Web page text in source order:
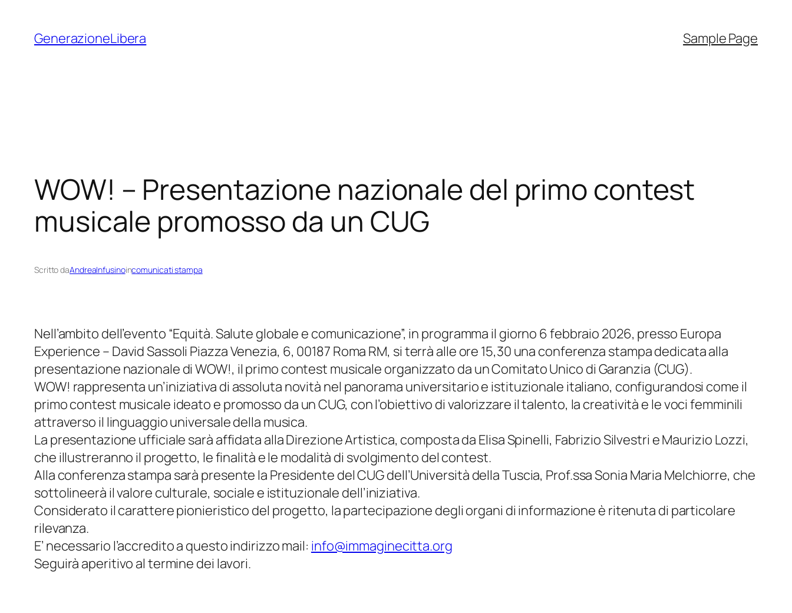
contenuto
GenerazioneLibera Sample Page
WOW! – Presentazione nazionale del primo contest
musicale promosso da un CUG
Scritto daAndreaInfusinoincomunicati stampa
Nell’ambito dell’evento “Equità. Salute globale e comunicazione”, in programma il giorno 6 febbraio 2026, presso Europa
Experience – David Sassoli Piazza Venezia, 6, 00187 Roma RM, si terrà alle ore 15,30 una conferenza stampa dedicata alla
presentazione nazionale di WOW!, il primo contest musicale organizzato da un Comitato Unico di Garanzia (CUG).
WOW! rappresenta un’iniziativa di assoluta novità nel panorama universitario e istituzionale italiano, configurandosi come il
primo contest musicale ideato e promosso da un CUG, con l’obiettivo di valorizzare il talento, la creatività e le voci femminili
attraverso il linguaggio universale della musica.
La presentazione ufficiale sarà affidata alla Direzione Artistica, composta da Elisa Spinelli, Fabrizio Silvestri e Maurizio Lozzi,
che illustreranno il progetto, le finalità e le modalità di svolgimento del contest.
Alla conferenza stampa sarà presente la Presidente del CUG dell’Università della Tuscia, Prof.ssa Sonia Maria Melchiorre, che
sottolineerà il valore culturale, sociale e istituzionale dell’iniziativa.
Considerato il carattere pionieristico del progetto, la partecipazione degli organi di informazione è ritenuta di particolare
rilevanza.
E’ necessario l’accredito a questo indirizzo mail: info@immaginecitta.org
Seguirà aperitivo al termine dei lavori.